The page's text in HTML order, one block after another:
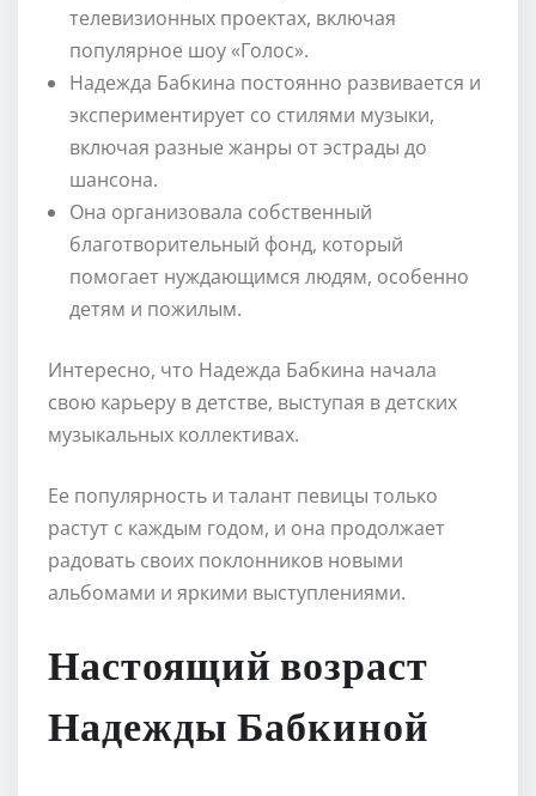
телевизионных проектах, включая
популярное шоу «Голос».
Надежда Бабкина постоянно развивается и
экспериментирует со стилями музыки,
включая разные жанры от эстрады до
шансона.
Она организовала собственный
благотворительный фонд, который
помогает нуждающимся людям, особенно
детям и пожилым.
Интересно, что Надежда Бабкина начала
свою карьеру в детстве, выступая в детских
музыкальных коллективах.
Ее популярность и талант певицы только
растут с каждым годом, и она продолжает
радовать своих поклонников новыми
альбомами и яркими выступлениями.
Настоящий возраст
Надежды Бабкиной